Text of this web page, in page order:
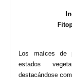
Los maíces de
estados
destacándose